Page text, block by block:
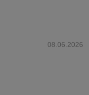
08.06.2026